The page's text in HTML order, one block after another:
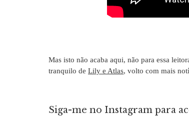
Mas isto não acaba aqui, não para essa
tranquilo de Lily e Atlas, volto com mais
Siga-me no Instagram para